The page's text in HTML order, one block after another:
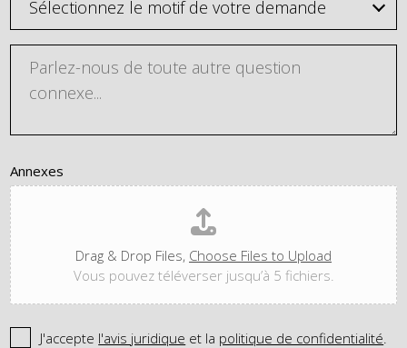
Annexes
Drag & Drop Files, Choose Files to Upload
Vous pouvez téléverser jusqu’à 5 fichiers.
J'accepte l'avis juridique et la politique de confidentialité.